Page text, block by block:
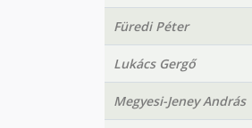
Füredi Péter
Lukács Gergő
Megyesi-Jeney András